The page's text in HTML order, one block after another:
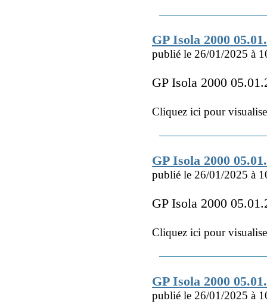
GP Isola 2000
publié le 26/01/2025 à
GP Isola 2000
Cliquez ici pour
GP Isola 2000
publié le 26/01/2025 à
GP Isola 2000
Cliquez ici pour
GP Isola 2000
publié le 26/01/2025 à